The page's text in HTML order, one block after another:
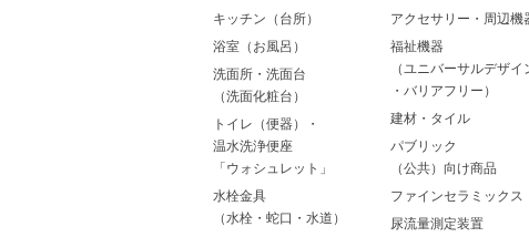
キッチン（台所）
浴室（お風呂）
洗面所・洗面台
（洗面化粧台）
トイレ（便器）・
温水洗浄便座
「ウォシュレット」
水栓金具
（水栓・蛇口・水道）
アクセサリー・周辺機
福祉機器
（ユニバーサルデザイ
・バリアフリー）
建材・タイル
パブリック
（公共）向け商品
ファインセラミックス
尿流量測定装置